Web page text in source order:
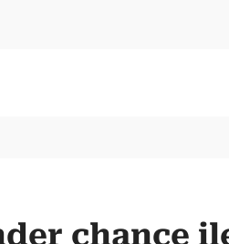
chance